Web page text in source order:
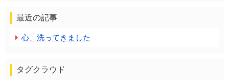
最近の記事
心、洗ってきました
タグクラウド